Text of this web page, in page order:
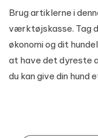
Brug artiklerne i
værktøjskasse. Tag
økonomi og dit
at have det dyreste
du kan give din hund